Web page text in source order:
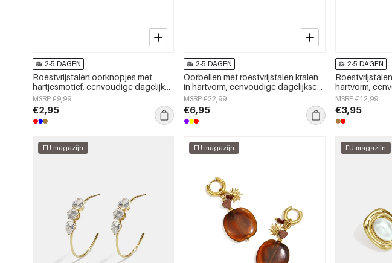
2-5 DAGEN
Roestvrijstalen oorknopjes met
hartjesmotief, eenvoudige dagelijkse
sieraden uit de Simple Series voor
dames.
MSRP €9,99
€2,95
2-5 DAGEN
Oorbellen met roestvrijstalen kralen
in hartvorm, eenvoudige dagelijkse
serie voor dames.
MSRP €22,99
€6,95
2-5 DAGEN
hartvorm,
serie,
MSRP €12,99
€3,95
EU-magazijn EU-magazijn EU-magazijn